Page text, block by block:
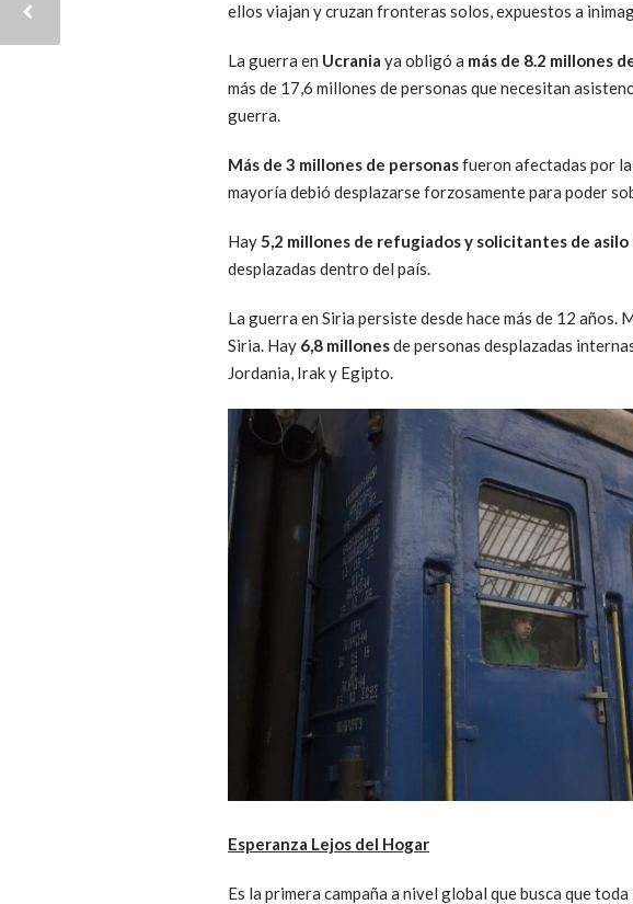
ellos viajan y cruzan fronteras solos, expuestos a
La guerra en Ucrania ya obligó a más de 8.2 millones
más de 17,6 millones de personas que necesitan
guerra.
Más de 3 millones de personasfueron afectadas por
mayoría debió desplazarse forzosamente para poder
Hay5,2 millones de refugiados y solicitantes de
desplazadas dentro del país.
La guerra en Siria persiste desde hace más de 12
Siria. Hay 6,8 millonesde personas desplazadas
Jordania, Irak y Egipto.
Esperanza Lejos del Hogar
Es la primera campaña a nivel global que busca que